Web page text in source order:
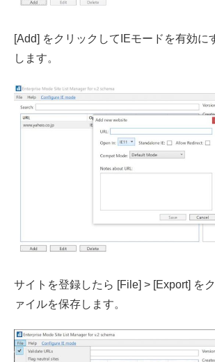
[Add] をクリックしてIEモードを有効に
します。
サイトを登録したら [File] > [Export] を
ァイルを保存します。